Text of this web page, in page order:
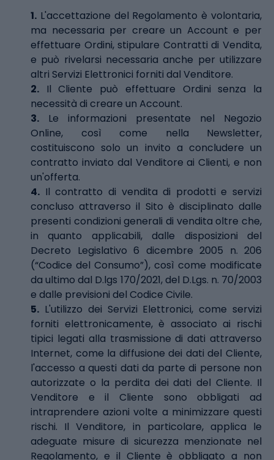
1. L'accettazione del Regolamento è volontaria,
ma necessaria per creare un Account e per
effettuare Ordini, stipulare Contratti di Vendita,
e può rivelarsi necessaria anche per utilizzare
altri Servizi Elettronici forniti dal Venditore.
2. Il Cliente può effettuare Ordini senza la
necessità di creare un Account.
3. Le informazioni presentate nel Negozio
Online, così come nella Newsletter,
costituiscono solo un invito a concludere un
contratto inviato dal Venditore ai Clienti, e non
un'offerta.
4. Il contratto di vendita di prodotti e servizi
concluso attraverso il Sito è disciplinato dalle
presenti condizioni generali di vendita oltre che,
in quanto applicabili, dalle disposizioni del
Decreto Legislativo 6 dicembre 2005 n. 206
(“Codice del Consumo”), così come modificate
da ultimo dal D.lgs 170/2021, del D.Lgs. n. 70/2003
e dalle previsioni del Codice Civile.
5. L'utilizzo dei Servizi Elettronici, come servizi
forniti elettronicamente, è associato ai rischi
tipici legati alla trasmissione di dati attraverso
Internet, come la diffusione dei dati del Cliente,
l'accesso a questi dati da parte di persone non
autorizzate o la perdita dei dati del Cliente. Il
Venditore e il Cliente sono obbligati ad
intraprendere azioni volte a minimizzare questi
rischi. Il Venditore, in particolare, applica le
adeguate misure di sicurezza menzionate nel
Regolamento, e il Cliente è obbligato a non